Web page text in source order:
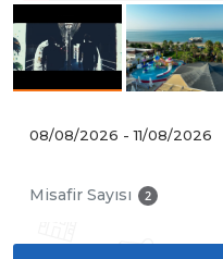
Misafir Sayısı 2